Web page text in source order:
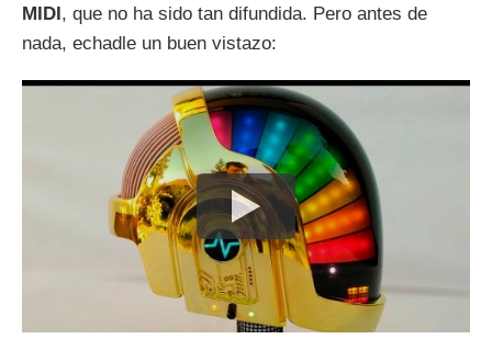
MIDI , que no ha sido tan difundida. Pero antes de
nada, echadle un buen vistazo: